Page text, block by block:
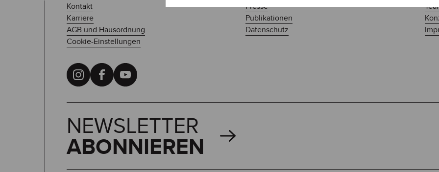
Kontakt Presse
Karriere
Publikationen
AGB und Hausordnung
Datenschutz
Cookie-Einstellungen
NEWSLETTER
ABONNIEREN